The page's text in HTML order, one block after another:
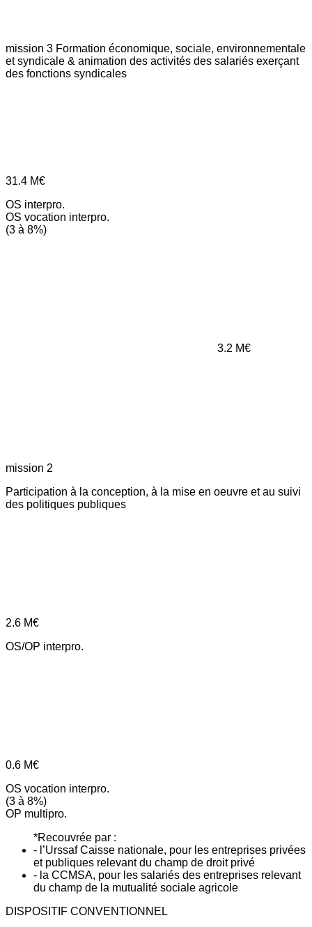
mission 3 Formation économique, sociale, environnementale
et syndicale & animation des activités des salariés exerçant
des fonctions syndicales
31.4 M€
OS interpro.
OS vocation interpro.
(3 à 8%)
3.2 M€
mission 2
Participation à la conception, à la mise en oeuvre et au suivi
des politiques publiques
2.6 M€
OS/OP interpro.
0.6 M€
OS vocation interpro.
(3 à 8%)
OP multipro.
*Recouvrée par :
- l’Urssaf Caisse nationale, pour les entreprises privées
et publiques relevant du champ de droit privé
- la CCMSA, pour les salariés des entreprises relevant
du champ de la mutualité sociale agricole
DISPOSITIF CONVENTIONNEL